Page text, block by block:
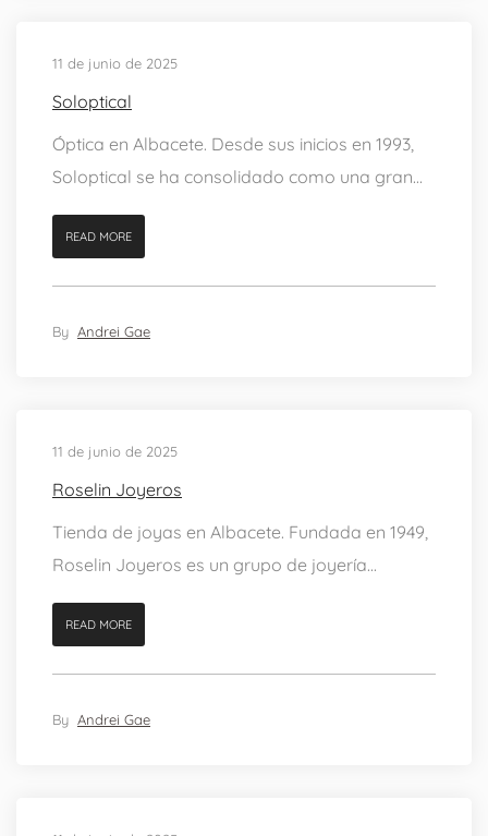
11 de junio de 2025
Soloptical
Óptica en Albacete. Desde sus inicios en 1993,
Soloptical se ha consolidado como una gran...
READ MORE
By Andrei Gae
11 de junio de 2025
Roselin Joyeros
Tienda de joyas en Albacete. Fundada en 1949,
Roselin Joyeros es un grupo de joyería...
READ MORE
By Andrei Gae